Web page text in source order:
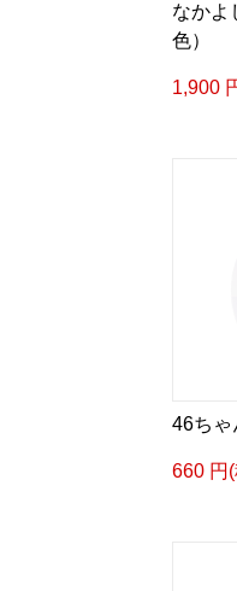
なかよ
色）
1,900
46ちゃ
660 円